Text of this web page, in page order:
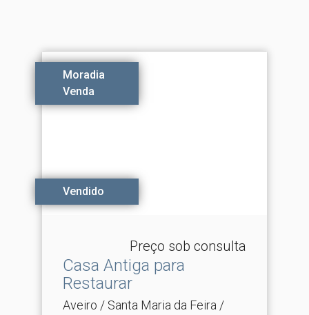
Moradia
Venda
Vendido
Preço sob consulta
Casa Antiga para
Restaurar
Aveiro / Santa Maria da Feira /